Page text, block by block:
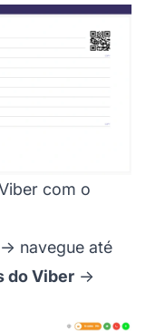
com o
navegue até
do Viber →